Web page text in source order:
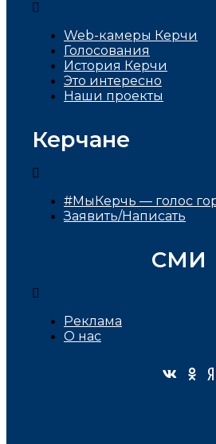
Web-камеры Керчи
Голосования
История Керчи
Это интересно
Наши проекты
Керчане
#МыКерчь — голос
Заявить/Написать
СМИ
Реклама
О нас